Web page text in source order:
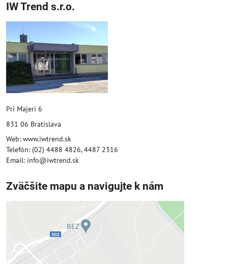
IW Trend s.r.o.
Pri Majeri 6
831 06 Bratislava
Web: www.iwtrend.sk
Telefón: (02) 4488 4826, 4487 2316
Email: info@iwtrend.sk
Zväčšite mapu a navigujte k nám
Externý obsah je blokovaný